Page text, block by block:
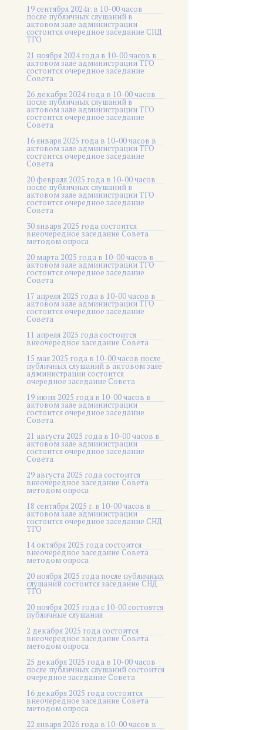
19 сентября 2024г. в 10-00 часов
после публичных слушаний в
актовом зале администрации
состоится очередное заседание СНД
ТГО
21 ноября 2024 года в 10-00 часов в
актовом зале администрации ТГО
состоится очередное заседание
Совета
26 декабря 2024 года в 10-00 часов
после публичных слушаний в
актовом зале администрации ТГО
состоится очередное заседание
Совета
16 января 2025 года в 10-00 часов в
актовом зале администрации ТГО
состоится очередное заседание
Совета
20 февраля 2025 года в 10-00 часов
после публичных слушаний в
актовом зале администрации ТГО
состоится очередное заседание
Совета
30 января 2025 года состоится
внеочередное заседание Совета
методом опроса
20 марта 2025 года в 10-00 часов в
актовом зале администрации ТГО
состоится очередное заседание
Совета
17 апреля 2025 года в 10-00 часов в
актовом зале администрации ТГО
состоится очередное заседание
Совета
11 апреля 2025 года состоится
внеочередное заседание Совета
15 мая 2025 года в 10-00 часов после
публичных слушаний в актовом зале
администрации состоится
очередное заседание Совета
19 июня 2025 года в 10-00 часов в
актовом зале администрации
состоится очередное заседание
Совета
21 августа 2025 года в 10-00 часов в
актовом зале администрации
состоится очередное заседание
Совета
29 августа 2025 года состоится
внеочередное заседание Совета
методом опроса
18 сентября 2025 г. в 10-00 часов в
актовом зале администрации
состоится очередное заседание СНД
ТГО
14 октября 2025 года состоится
внеочередное заседание Совета
методом опроса
20 ноября 2025 года после публичных
слушаний состоится заседание СНД
ТГО
20 ноября 2025 года c 10-00 состоятся
публичные слушания
2 декабря 2025 года состоится
внеочередное заседание Совета
методом опроса
25 декабря 2025 года в 10-00 часов
после публичных слушаний состоится
очередное заседание Совета
16 декабря 2025 года состоится
внеочередное заседание Совета
методом опроса
22 января 2026 года в 10-00 часов в